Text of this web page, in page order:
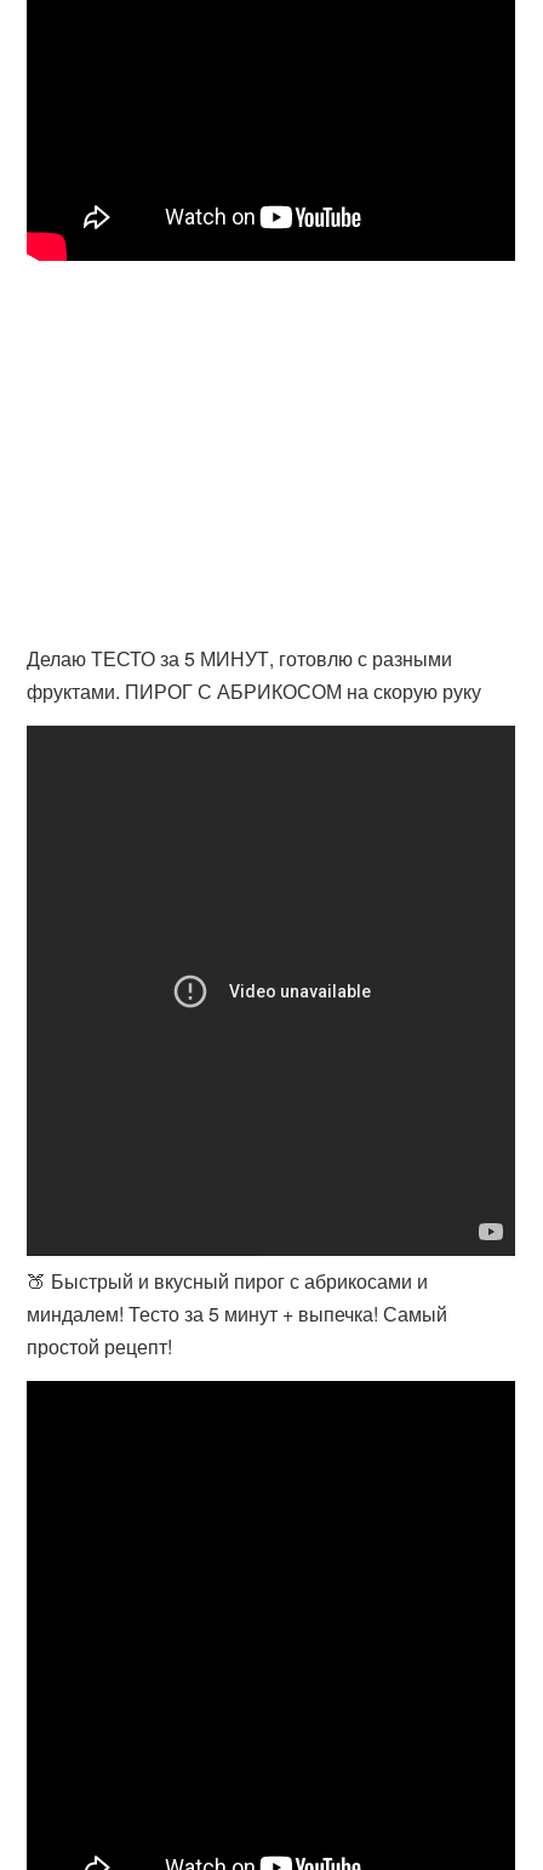
Делаю ТЕСТО за 5 МИНУТ, готовлю с разными
фруктами. ПИРОГ С АБРИКОСОМ на скорую руку
🍑 Быстрый и вкусный пирог с абрикосами и
миндалем! Тесто за 5 минут + выпечка! Самый
простой рецепт!